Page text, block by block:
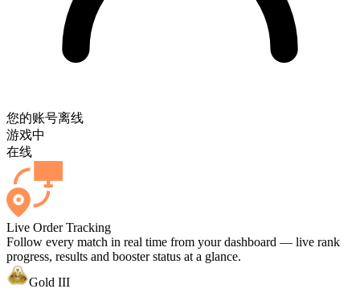
您的账号离线
游戏中
在线
Live Order Tracking
Follow every match in real time from your dashboard — live rank
progress, results and booster status at a glance.
Gold III